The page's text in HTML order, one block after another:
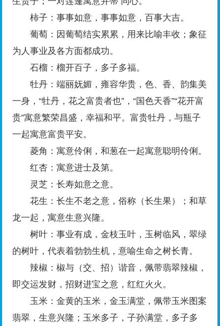
柿子：事事如意，事事如意，百事大吉。
葡萄：因葡萄结实累累，用来比喻丰收；象征
为人事业及各方面都成功。
石榴：榴开百子，多子多福。
牡丹：端丽妩媚，雍容华贵，色、香、韵集美
一身，“牡丹，花之富贵者也”，“国色天香”“花开富
贵”寓意繁荣昌盛，幸福和平。富贵牡丹，与瓶子
一起寓意富贵平安。
菱角：寓意伶俐，和葱在一起寓意聪明伶俐。
红杏：寓意进士及第。
灵芝：长寿如意之意。
花生：长生不老之意，俗称（长生果）；和草
龙一起，寓意生意兴隆。
树叶：事业有成，金枝玉叶，玉树临风，翠绿
的树叶，代表着勃勃生机，意喻生命之树长青。
辣椒：椒与（交、招）谐音，佩带翡翠辣椒，
即交运发财，招财进宝之意，红红火火。
玉米：金黄的玉米，金玉满堂，佩带玉米图案
翡翠，生意兴隆；玉米多子，子孙满堂，多子多